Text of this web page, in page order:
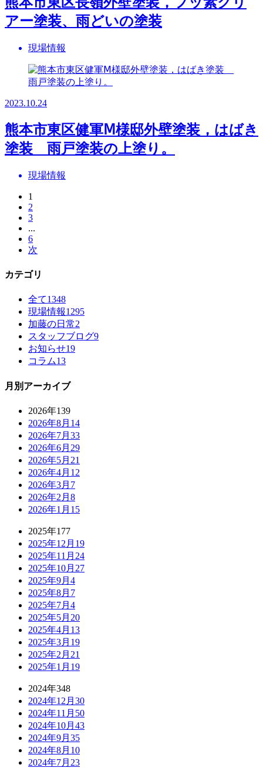
アー塗装、雨どいの塗装
現場情報
2023.10.24
熊本市東区健軍Ⅿ様邸外壁塗装，はばき
塗装 雨戸塗装の上塗り。
現場情報
1
2
3
...
6
次
カテゴリ
全て1348
現場情報1295
加藤の日常2
スタッフブログ9
お知らせ19
コラム13
月別アーカイブ
2026年139
2026年8月 14
2026年7月 33
2026年6月 29
2026年5月 21
2026年4月 12
2026年3月 7
2026年2月 8
2026年1月 15
2025年177
2025年12月 19
2025年11月 24
2025年10月 27
2025年9月 4
2025年8月 7
2025年7月 4
2025年5月 20
2025年4月 13
2025年3月 19
2025年2月 21
2025年1月 19
2024年348
2024年12月 30
2024年11月 50
2024年10月 43
2024年9月 35
2024年8月 10
2024年7月 23